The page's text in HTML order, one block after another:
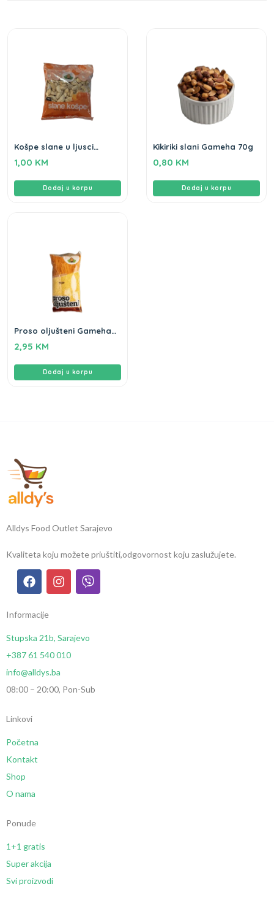
Košpe slane u ljusci
1,00 KM
Dodaj u korpu
Kikiriki slani Gameha 70g
0,80 KM
Dodaj u korpu
Proso oljušteni Gameha
2,95 KM
Dodaj u korpu
Alldys Food Outlet Sarajevo
Kvaliteta koju možete priuštiti,odgovornost koju zaslužujete.
Informacije
Stupska 21b, Sarajevo
+387 61 540 010
info@alldys.ba
08:00 – 20:00, Pon-Sub
Linkovi
Početna
Kontakt
Shop
O nama
Ponude
1+1 gratis
Super akcija
Svi proizvodi